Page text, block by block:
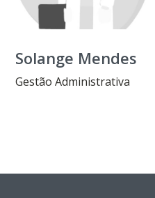
Solange Mendes
Gestão Administrativa